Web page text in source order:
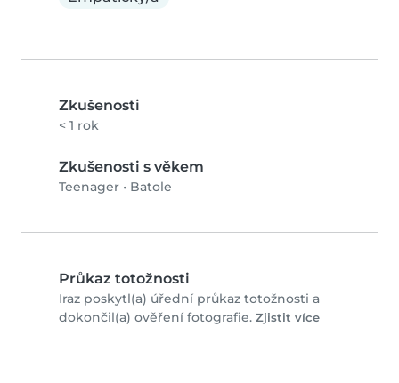
Zkušenosti
< 1 rok
Zkušenosti s věkem
Teenager • Batole
Průkaz totožnosti
Iraz poskytl(a) úřední průkaz totožnosti a
dokončil(a) ověření fotografie. Zjistit více